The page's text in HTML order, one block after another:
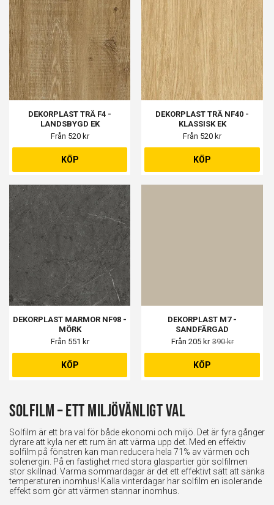
DEKORPLAST TRÄ F4 -
LANDSBYGD EK
Från 520 kr
KÖP
DEKORPLAST TRÄ NF40 -
KLASSISK EK
Från 520 kr
KÖP
DEKORPLAST MARMOR NF98 -
MÖRK
Från 551 kr
KÖP
DEKORPLAST M7 -
SANDFÄRGAD
Från 205 kr 390 kr
KÖP
Solfilm – ett miljövänligt val
Solfilm är ett bra val för både ekonomi och miljö. Det är fyra gånger
dyrare att kyla ner ett rum än att värma upp det. Med en effektiv
solfilm på fönstren kan man reducera hela 71% av värmen och
solenergin. På en fastighet med stora glaspartier gör solfilmen
stor skillnad. Varma sommardagar är det ett effektivt sätt att sänka
temperaturen inomhus! Kalla vinterdagar har solfilm en isolerande
effekt som gör att värmen stannar inomhus.